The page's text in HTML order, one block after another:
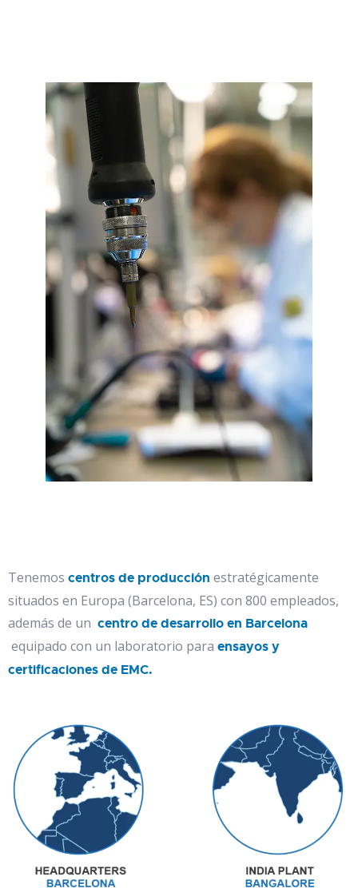
Tenemos centros de producción estratégicamente
situados en Europa (Barcelona, ES) con 800 empleados,
además de un centro de desarrollo en Barcelona
equipado con un laboratorio para ensayos y
certificaciones de EMC.